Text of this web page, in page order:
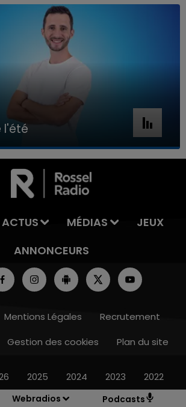
Webradios Podcasts
DE L'ÉTÉ
l'été
ACTUS MÉDIAS
JEUX
ANNONCEURS
Mentions Légales
Recrutement
Gestion des cookies Plan du site
2025 2024 2023 2022